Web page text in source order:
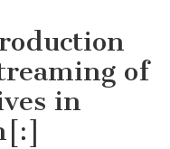
of
in